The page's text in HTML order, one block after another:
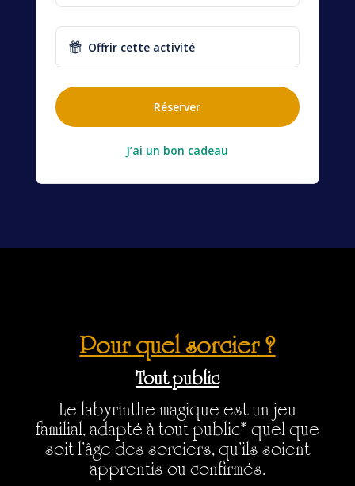
Offrir cette activité
Réserver
J’ai un bon cadeau
Pour quel sorcier ?
Tout public
Le labyrinthe magique est un jeu
familial, adapté à tout public* quel que
soit l’âge des sorciers, qu’ils soient
apprentis ou confirmés.